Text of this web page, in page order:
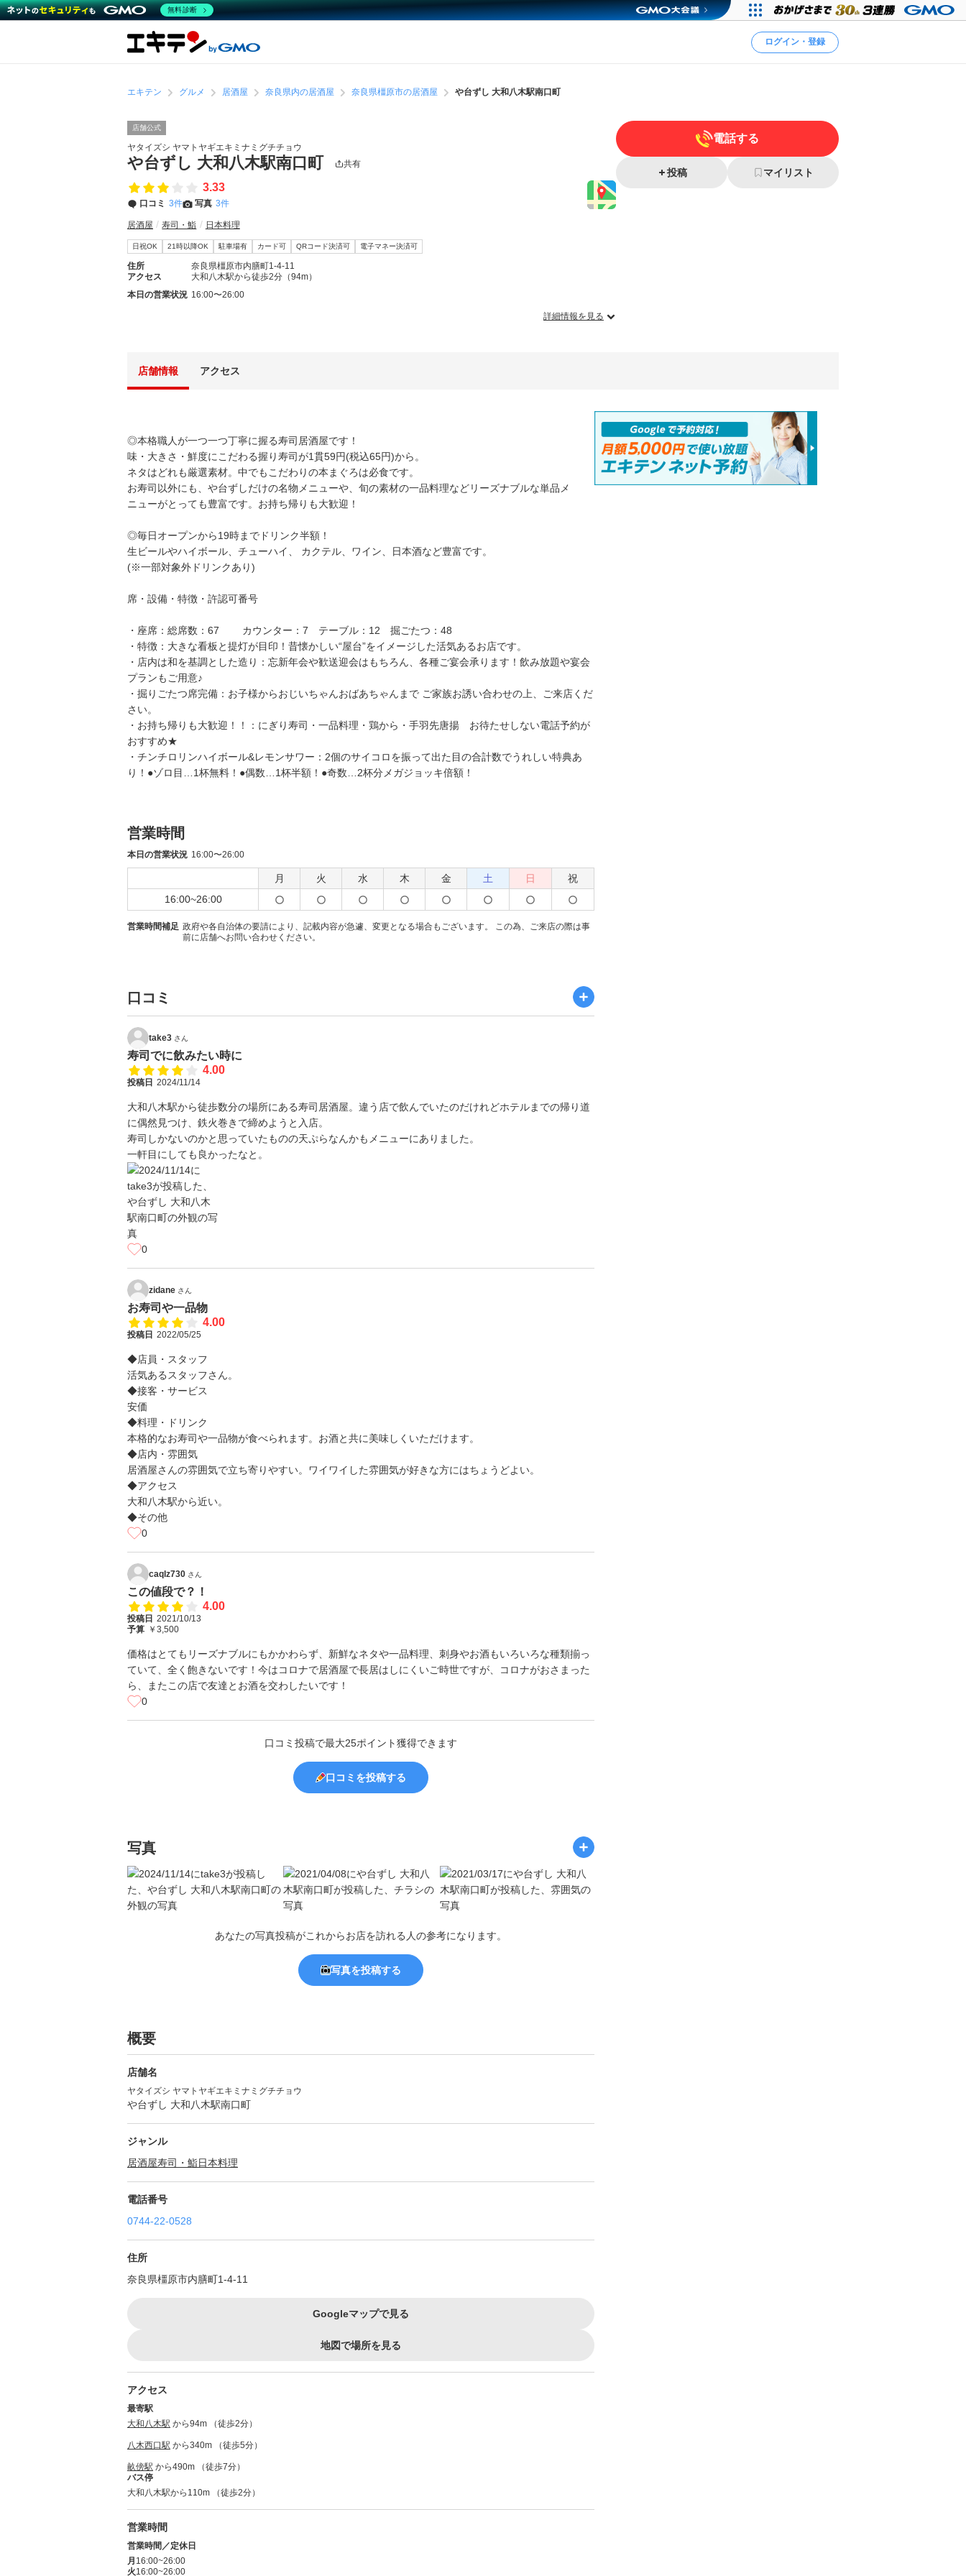
ログイン・登録
エキテン グルメ 居酒屋 奈良県内の居酒屋 奈良県橿原市の居酒屋 や台ずし 大和八木駅南口町
店舗公式
ヤタイズシ ヤマトヤギエキミナミグチチョウ
や台ずし 大和八木駅南口町 共有
3.33
口コミ 3件 写真 3件
居酒屋 寿司・鮨 日本料理
日祝OK 21時以降OK 駐車場有 カード可 QRコード決済可 電子マネー決済可
住所
奈良県橿原市内膳町1-4-11
アクセス
大和八木駅から徒歩2分（94m）
本日の営業状況 16:00〜26:00
詳細情報を見る
電話する
投稿 マイリスト
店舗情報 アクセス
◎本格職人が一つ一つ丁寧に握る寿司居酒屋です！
味・大きさ・鮮度にこだわる握り寿司が1貫59円(税込65円)から。
ネタはどれも厳選素材。中でもこだわりの本まぐろは必食です。
お寿司以外にも、や台ずしだけの名物メニューや、旬の素材の一品料理などリーズナブルな単品メ
ニューがとっても豊富です。お持ち帰りも大歓迎！
◎毎日オープンから19時までドリンク半額！
生ビールやハイボール、チューハイ、 カクテル、ワイン、日本酒など豊富です。
(※一部対象外ドリンクあり)
席・設備・特徴・許認可番号
・座席：総席数：67 カウンター：7 テーブル：12 掘ごたつ：48
・特徴：大きな看板と提灯が目印！昔懐かしい“屋台”をイメージした活気あるお店です。
・店内は和を基調とした造り：忘新年会や歓送迎会はもちろん、各種ご宴会承ります！飲み放題や宴会
プランもご用意♪
・掘りごたつ席完備：お子様からおじいちゃんおばあちゃんまで ご家族お誘い合わせの上、ご来店くだ
さい。
・お持ち帰りも大歓迎！！：にぎり寿司・一品料理・鶏から・手羽先唐揚 お待たせしない電話予約が
おすすめ★
・チンチロリンハイボール&レモンサワー：2個のサイコロを振って出た目の合計数でうれしい特典あ
り！●ゾロ目…1杯無料！●偶数…1杯半額！●奇数…2杯分メガジョッキ倍額！
営業時間
本日の営業状況 16:00〜26:00
月 火 水 木 金 土 日
祝
16:00~26:00
営業時間補足 政府や各自治体の要請により、記載内容が急遽、変更となる場合もございます。 この為、ご来店の際は事
前に店舗へお問い合わせください。
口コミ
take3 さん
寿司でに飲みたい時に
4.00
投稿日 2024/11/14
大和八木駅から徒歩数分の場所にある寿司居酒屋。違う店で飲んでいたのだけれどホテルまでの帰り道
に偶然見つけ、鉄火巻きで締めようと入店。
寿司しかないのかと思っていたものの天ぷらなんかもメニューにありました。
一軒目にしても良かったなと。
0
zidane さん
お寿司や一品物
4.00
投稿日 2022/05/25
◆店員・スタッフ
活気あるスタッフさん。
◆接客・サービス
安価
◆料理・ドリンク
本格的なお寿司や一品物が食べられます。お酒と共に美味しくいただけます。
◆店内・雰囲気
居酒屋さんの雰囲気で立ち寄りやすい。ワイワイした雰囲気が好きな方にはちょうどよい。
◆アクセス
大和八木駅から近い。
◆その他
0
caqlz730 さん
この値段で？！
4.00
投稿日 2021/10/13
予算 ￥3,500
価格はとてもリーズナブルにもかかわらず、新鮮なネタや一品料理、刺身やお酒もいろいろな種類揃っ
ていて、全く飽きないです！今はコロナで居酒屋で長居はしにくいご時世ですが、コロナがおさまった
ら、またこの店で友達とお酒を交わしたいです！
0
口コミ投稿で最大25ポイント獲得できます
口コミを投稿する
写真
あなたの写真投稿がこれからお店を訪れる人の参考になります。
写真を投稿する
概要
店舗名
ヤタイズシ ヤマトヤギエキミナミグチチョウ
や台ずし 大和八木駅南口町
ジャンル
居酒屋寿司・鮨日本料理
電話番号
0744-22-0528
住所
奈良県橿原市内膳町1-4-11
Googleマップで見る
地図で場所を見る
アクセス
最寄駅
大和八木駅 から94m （徒歩2分）
八木西口駅 から340m （徒歩5分）
畝傍駅 から490m （徒歩7分）
バス停
大和八木駅から110m （徒歩2分）
営業時間
営業時間／定休日
月 16:00~26:00
火16:00~26:00
無料診断